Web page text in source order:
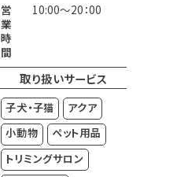
営
業
時
間
10:00～20：00
取り扱いサービス
子犬・子猫
アクア
小動物
ペット用品
トリミングサロン